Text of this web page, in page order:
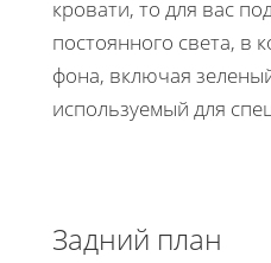
кровати, то для вас
постоянного света, в
фона, включая
используемый для
Задний план